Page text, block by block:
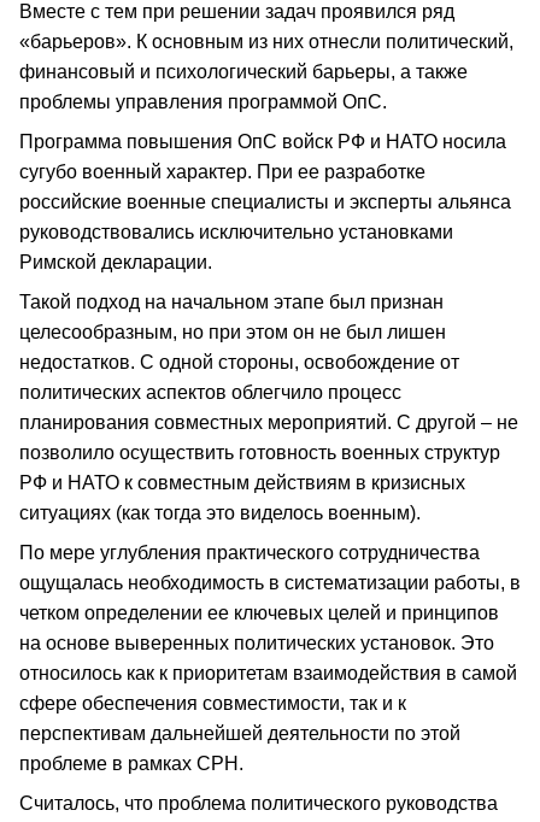
Вместе с тем при решении задач проявился ряд
«барьеров». К основным из них отнесли политический,
финансовый и психологический барьеры, а также
проблемы управления программой ОпС.
Программа повышения ОпС войск РФ и НАТО носила
сугубо военный характер. При ее разработке
российские военные специалисты и эксперты альянса
руководствовались исключительно установками
Римской декларации.
Такой подход на начальном этапе был признан
целесообразным, но при этом он не был лишен
недостатков. С одной стороны, освобождение от
политических аспектов облегчило процесс
планирования совместных мероприятий. С другой – не
позволило осуществить готовность военных структур
РФ и НАТО к совместным действиям в кризисных
ситуациях (как тогда это виделось военным).
По мере углубления практического сотрудничества
ощущалась необходимость в систематизации работы, в
четком определении ее ключевых целей и принципов
на основе выверенных политических установок. Это
относилось как к приоритетам взаимодействия в самой
сфере обеспечения совместимости, так и к
перспективам дальнейшей деятельности по этой
проблеме в рамках СРН.
Считалось, что проблема политического руководства